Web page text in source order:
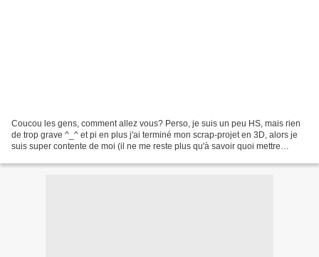
Coucou les gens, comment allez vous? Perso, je suis un peu HS, mais rien
de trop grave ^_^ et pi en plus j'ai terminé mon scrap-projet en 3D, alors je
suis super contente de moi (il ne me reste plus qu'à savoir quoi mettre